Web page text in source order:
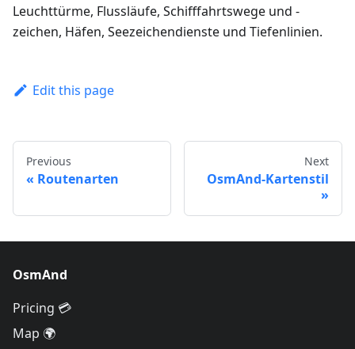
Leuchttürme, Flussläufe, Schifffahrtswege und -
zeichen, Häfen, Seezeichendienste und Tiefenlinien.
Edit this page
Previous
Routenarten
Next
OsmAnd-Kartenstil
OsmAnd
Pricing 💳
Map 🌍